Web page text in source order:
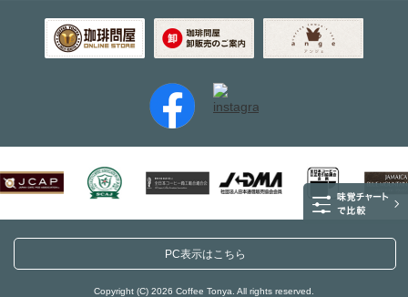
PC表示はこちら
Copyright (C) 2026 Coffee Tonya. All rights reserved.